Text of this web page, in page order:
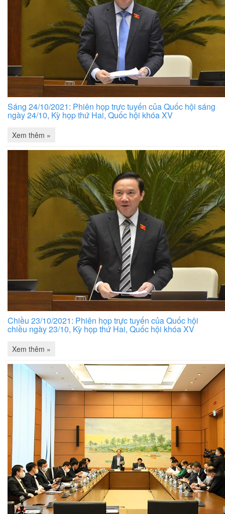
Sáng 24/10/2021: Phiên họp trực tuyến của Quốc hội sáng
ngày 24/10, Kỳ họp thứ Hai, Quốc hội khóa XV
Xem thêm »
Chiều 23/10/2021: Phiên họp trực tuyến của Quốc hội
chiều ngày 23/10, Kỳ họp thứ Hai, Quốc hội khóa XV
Xem thêm »